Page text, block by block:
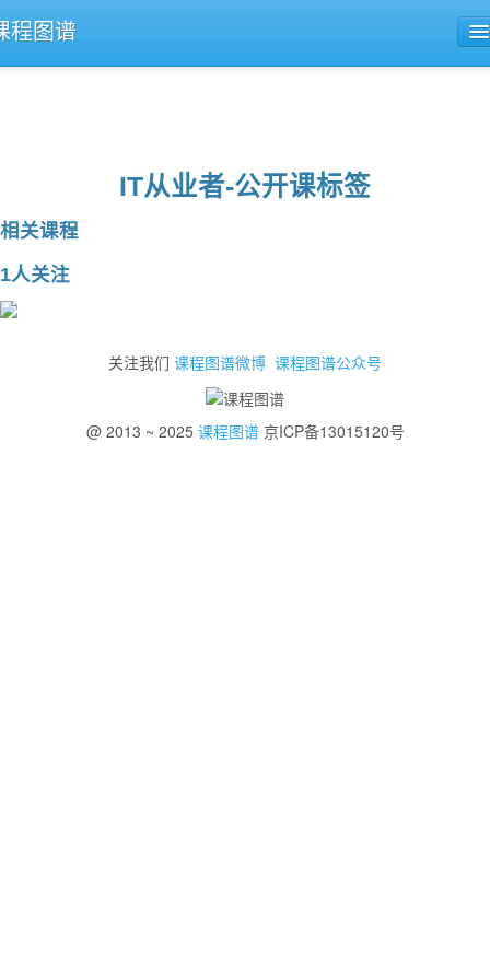
程图谱
IT从业者-公开课标签
相关课程
1人关注
关注我们 课程图谱微博 课程图谱公众号
@ 2013 ~ 2025 课程图谱京ICP备13015120号